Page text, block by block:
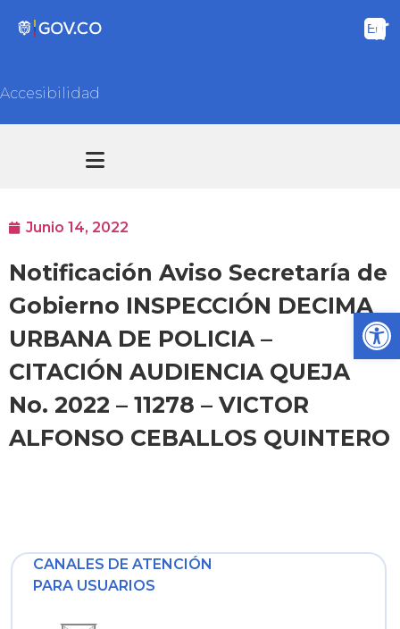
Accesibilidad
Junio 14, 2022
Notificación Aviso Secretaría de
Gobierno INSPECCIÓN DECIMA
URBANA DE POLICIA –
CITACIÓN AUDIENCIA QUEJA
No. 2022 – 11278 – VICTOR
ALFONSO CEBALLOS QUINTERO
CANALES DE ATENCIÓN
PARA USUARIOS